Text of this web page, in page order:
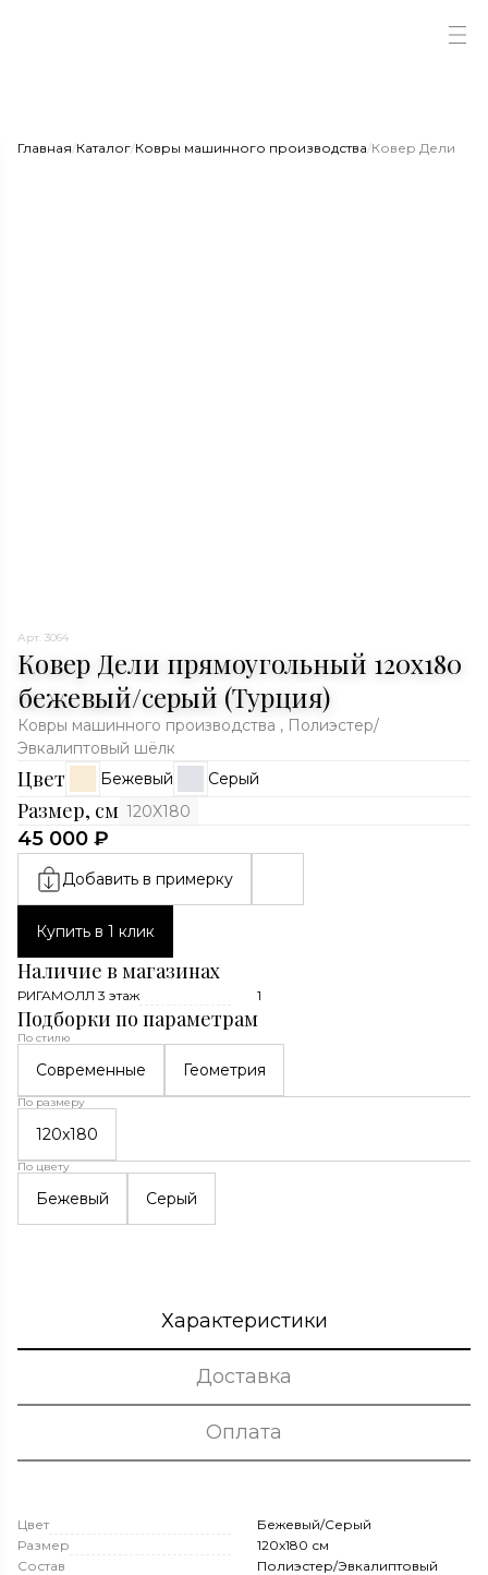
Главная/Каталог/Ковры машинного производства/Ковер Дели
Арт. 3064
Ковер Дели прямоугольный 120x180
бежевый/серый (Турция)
Ковры машинного производства , Полиэстер/
Эвкалиптовый шёлк
Цвет Бежевый Серый
Размер, см 120X180
45 000 ₽
Добавить в примерку
Купить в 1 клик
Наличие в магазинах
РИГАМОЛЛ 3 этаж 1
Подборки по параметрам
По стилю
Современные Геометрия
По размеру
120x180
По цвету
Бежевый Серый
Характеристики
Доставка
Оплата
Цвет
Бежевый/Серый
Размер
120x180 см
Состав
Полиэстер/Эвкалиптовый